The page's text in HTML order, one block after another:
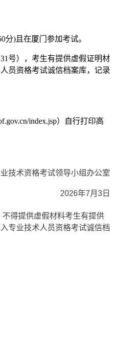
分)且在厦门参加考试。
号），考生有提供虚假证明材
员资格考试诚信档案库，记录
index.jsp）自行打印高
技术资格考试领导小组办公室
2026年7月3日
得提供虚假材料考生有提供
专业技术人员资格考试诚信档